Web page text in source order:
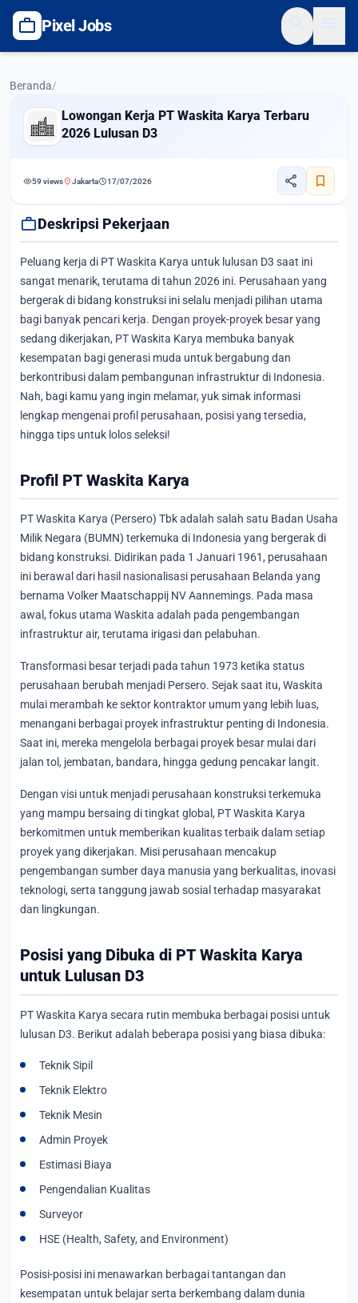
work Pixel Jobs
Beranda/
Lowongan Kerja PT Waskita Karya Terbaru
2026 Lulusan D3
visibility59 viewslocation_onJakartaschedule17/07/2026 share bookmark
workDeskripsi Pekerjaan
Peluang kerja di PT Waskita Karya untuk lulusan D3 saat ini
sangat menarik, terutama di tahun 2026 ini. Perusahaan yang
bergerak di bidang konstruksi ini selalu menjadi pilihan utama
bagi banyak pencari kerja. Dengan proyek-proyek besar yang
sedang dikerjakan, PT Waskita Karya membuka banyak
kesempatan bagi generasi muda untuk bergabung dan
berkontribusi dalam pembangunan infrastruktur di Indonesia.
Nah, bagi kamu yang ingin melamar, yuk simak informasi
lengkap mengenai profil perusahaan, posisi yang tersedia,
hingga tips untuk lolos seleksi!
Profil PT Waskita Karya
PT Waskita Karya (Persero) Tbk adalah salah satu Badan Usaha
Milik Negara (BUMN) terkemuka di Indonesia yang bergerak di
bidang konstruksi. Didirikan pada 1 Januari 1961, perusahaan
ini berawal dari hasil nasionalisasi perusahaan Belanda yang
bernama Volker Maatschappij NV Aannemings. Pada masa
awal, fokus utama Waskita adalah pada pengembangan
infrastruktur air, terutama irigasi dan pelabuhan.
Transformasi besar terjadi pada tahun 1973 ketika status
perusahaan berubah menjadi Persero. Sejak saat itu, Waskita
mulai merambah ke sektor kontraktor umum yang lebih luas,
menangani berbagai proyek infrastruktur penting di Indonesia.
Saat ini, mereka mengelola berbagai proyek besar mulai dari
jalan tol, jembatan, bandara, hingga gedung pencakar langit.
Dengan visi untuk menjadi perusahaan konstruksi terkemuka
yang mampu bersaing di tingkat global, PT Waskita Karya
berkomitmen untuk memberikan kualitas terbaik dalam setiap
proyek yang dikerjakan. Misi perusahaan mencakup
pengembangan sumber daya manusia yang berkualitas, inovasi
teknologi, serta tanggung jawab sosial terhadap masyarakat
dan lingkungan.
Posisi yang Dibuka di PT Waskita Karya
untuk Lulusan D3
PT Waskita Karya secara rutin membuka berbagai posisi untuk
lulusan D3. Berikut adalah beberapa posisi yang biasa dibuka:
Teknik Sipil
Teknik Elektro
Teknik Mesin
Admin Proyek
Estimasi Biaya
Pengendalian Kualitas
Surveyor
HSE (Health, Safety, and Environment)
Posisi-posisi ini menawarkan berbagai tantangan dan
kesempatan untuk belajar serta berkembang dalam dunia